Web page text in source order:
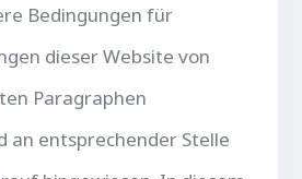
Bedingungen für
dieser Website von
Paragraphen
an entsprechender Stelle